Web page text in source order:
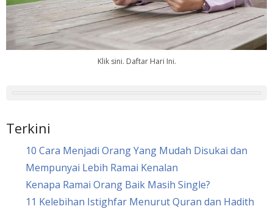
Klik sini. Daftar Hari Ini.
Terkini
10 Cara Menjadi Orang Yang Mudah Disukai dan
Mempunyai Lebih Ramai Kenalan
Kenapa Ramai Orang Baik Masih Single?
11 Kelebihan Istighfar Menurut Quran dan Hadith